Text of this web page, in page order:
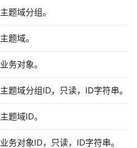
主题域分组。
主题域。
业务对象。
主题域分组ID，只读，ID字符串。
主题域ID。
业务对象ID，只读，ID字符串。